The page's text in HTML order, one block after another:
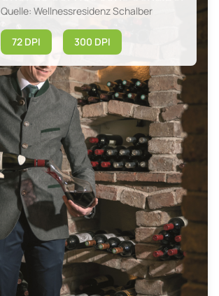
Quelle: Wellnessresidenz Schalber
72 DPI 300 DPI